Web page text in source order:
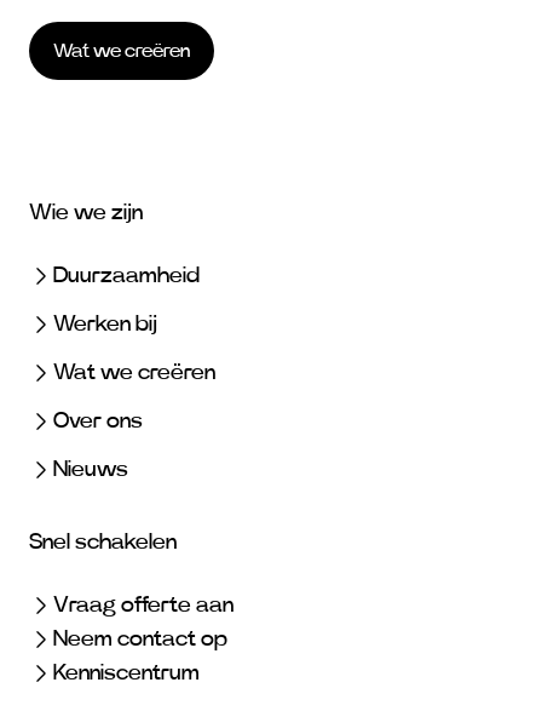
Wat we creëren
Wie we zijn
Duurzaamheid
Werken bij
Wat we creëren
Over ons
Nieuws
Snel schakelen
Vraag offerte aan
Neem contact op
Kenniscentrum